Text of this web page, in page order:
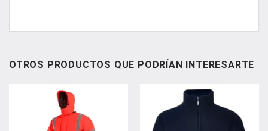
OTROS PRODUCTOS QUE PODRÍAN INTERESARTE